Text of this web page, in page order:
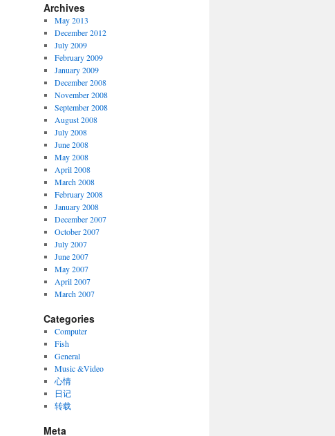
Archives
May 2013
December 2012
July 2009
February 2009
January 2009
December 2008
November 2008
September 2008
August 2008
July 2008
June 2008
May 2008
April 2008
March 2008
February 2008
January 2008
December 2007
October 2007
July 2007
June 2007
May 2007
April 2007
March 2007
Categories
Computer
Fish
General
Music &Video
心情
日记
转载
Meta